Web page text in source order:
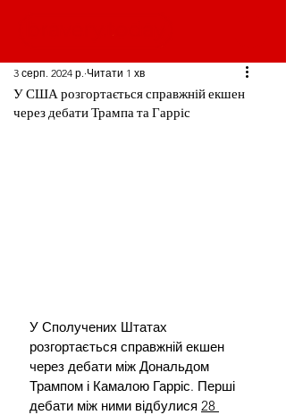
У США розгортається справжній екшен
через дебати Трампа та Гарріс
3 серп. 2024 р. Читати 1 хв
У Сполучених Штатах
розгортається справжній екшен
через дебати між Дональдом
Трампом і Камалою Гарріс. Перші
дебати між ними відбулися 28